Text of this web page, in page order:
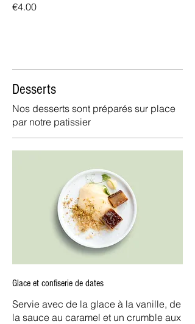
€4.00
Desserts
Nos desserts sont préparés sur place
par notre patissier
Glace et confiserie de dates
Servie avec de la glace à la vanille, de
la sauce au caramel et un crumble aux